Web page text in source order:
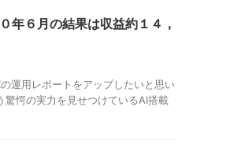
年６月の結果は収益約１４，
運用レポートをアップしたいと思い
驚愕の実力を見せつけているAI搭載